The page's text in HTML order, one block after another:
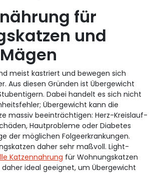
für
und
meist kastriert und bewegen sich
Aus diesen Gründen ist Übergewicht
Dabei handelt es sich nicht
Übergewicht kann die
massiv beeinträchtigen: Herz-Kreislauf-
Hautprobleme oder Diabetes
der möglichen Folgeerkrankungen.
daher sehr maßvoll. Light-
Katzennahrung für Wohnungskatzen
ideal geeignet, um Übergewicht